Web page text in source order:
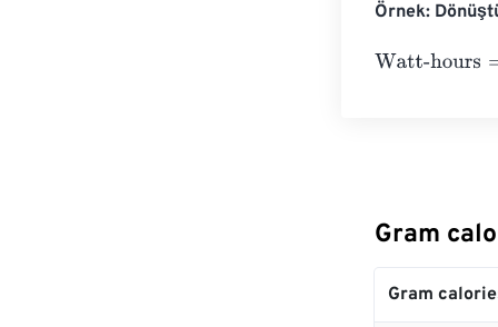
Örnek:
Watt-hours
Gram
Gram